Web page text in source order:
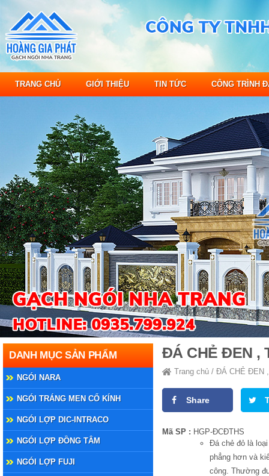
TRANG CHỦ GIỚI THIỆU TIN TỨC CÔNG TRÌNH
DANH MỤC SẢN PHẨM
NGÓI NARA
NGÓI TRÁNG MEN CỔ KÍNH
NGÓI LỢP DIC-INTRACO
NGÓI LỢP ĐỒNG TÂM
NGÓI LỢP FUJI
ĐÁ CHẺ ĐEN ,
Trang chủ / ĐÁ CHẺ ĐEN
Share
Mã SP : HGP-ĐCĐTHS
Đá chẻ đỏ là
phẳng hơn và
công. Thường